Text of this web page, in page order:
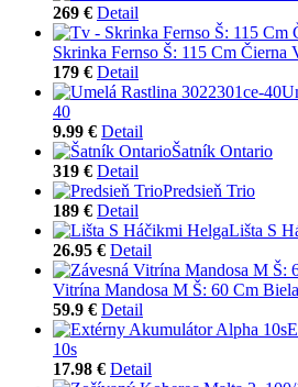
269 € Detail
Skrinka Fernso Š: 115 Cm Čierna
179 € Detail
40
9.99 € Detail
Šatník Ontario
319 € Detail
Predsieň Trio
189 € Detail
Lišta S
26.95 € Detail
Vitrína Mandosa M Š: 60 Cm Biela
59.9 € Detail
10s
17.98 € Detail